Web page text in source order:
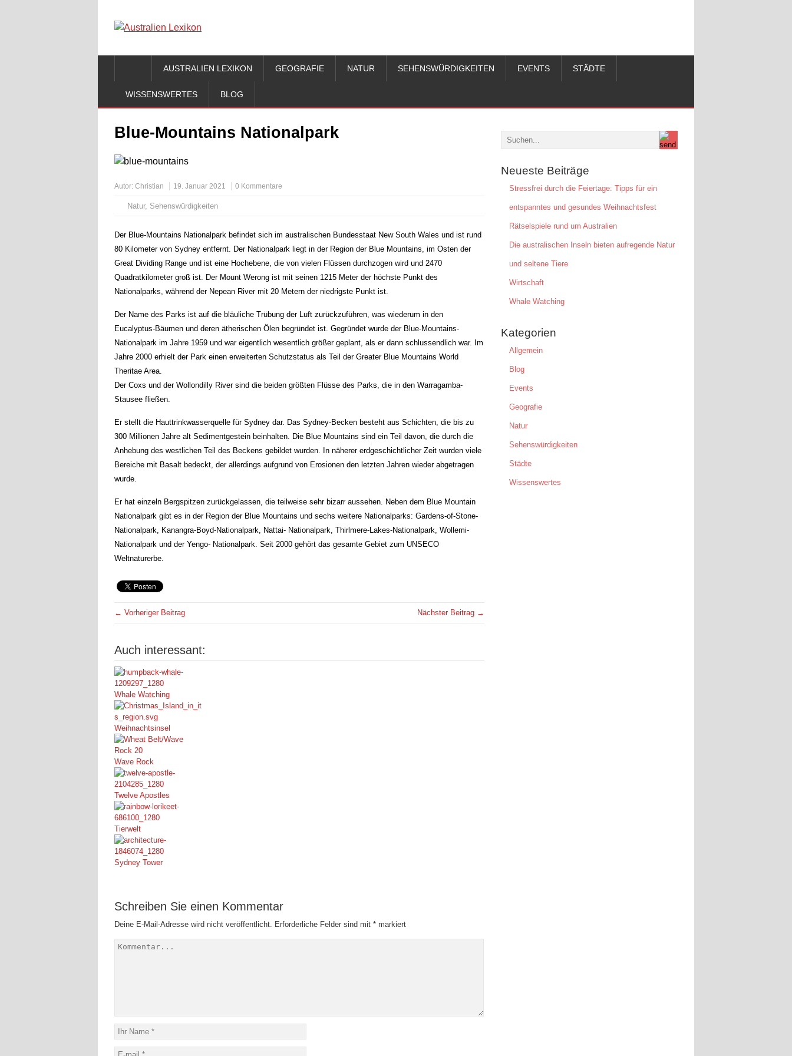
AUSTRALIEN LEXIKON GEOGRAFIE NATUR SEHENSWÜRDIGKEITEN EVENTS STÄDTE
WISSENSWERTES BLOG
Blue-Mountains Nationalpark
Autor: Christian 19. Januar 2021 0 Kommentare
Natur, Sehenswürdigkeiten
Der Blue-Mountains Nationalpark befindet sich im australischen Bundesstaat New South Wales und ist rund
80 Kilometer von Sydney entfernt. Der Nationalpark liegt in der Region der Blue Mountains, im Osten der
Great Dividing Range und ist eine Hochebene, die von vielen Flüssen durchzogen wird und 2470
Quadratkilometer groß ist. Der Mount Werong ist mit seinen 1215 Meter der höchste Punkt des
Nationalparks, während der Nepean River mit 20 Metern der niedrigste Punkt ist.
Der Name des Parks ist auf die bläuliche Trübung der Luft zurückzuführen, was wiederum in den
Eucalyptus-Bäumen und deren ätherischen Ölen begründet ist. Gegründet wurde der Blue-Mountains-
Nationalpark im Jahre 1959 und war eigentlich wesentlich größer geplant, als er dann schlussendlich war. Im
Jahre 2000 erhielt der Park einen erweiterten Schutzstatus als Teil der Greater Blue Mountains World
Theritae Area.
Der Coxs und der Wollondilly River sind die beiden größten Flüsse des Parks, die in den Warragamba-
Stausee fließen.
Er stellt die Hauttrinkwasserquelle für Sydney dar. Das Sydney-Becken besteht aus Schichten, die bis zu
300 Millionen Jahre alt Sedimentgestein beinhalten. Die Blue Mountains sind ein Teil davon, die durch die
Anhebung des westlichen Teil des Beckens gebildet wurden. In näherer erdgeschichtlicher Zeit wurden viele
Bereiche mit Basalt bedeckt, der allerdings aufgrund von Erosionen den letzten Jahren wieder abgetragen
wurde.
Er hat einzeln Bergspitzen zurückgelassen, die teilweise sehr bizarr aussehen. Neben dem Blue Mountain
Nationalpark gibt es in der Region der Blue Mountains und sechs weitere Nationalparks: Gardens-of-Stone-
Nationalpark, Kanangra-Boyd-Nationalpark, Nattai- Nationalpark, Thirlmere-Lakes-Nationalpark, Wollemi-
Nationalpark und der Yengo- Nationalpark. Seit 2000 gehört das gesamte Gebiet zum UNSECO
Weltnaturerbe.
← Vorheriger Beitrag Nächster Beitrag →
Auch interessant:
Whale Watching
Weihnachtsinsel
Wave Rock
Twelve Apostles
Tierwelt
Sydney Tower
Schreiben Sie einen Kommentar
Deine E-Mail-Adresse wird nicht veröffentlicht. Erforderliche Felder sind mit * markiert
Neueste Beiträge
Stressfrei durch die Feiertage: Tipps für ein
entspanntes und gesundes Weihnachtsfest
Rätselspiele rund um Australien
Die australischen Inseln bieten aufregende Natur
und seltene Tiere
Wirtschaft
Whale Watching
Kategorien
Allgemein
Blog
Events
Geografie
Natur
Sehenswürdigkeiten
Städte
Wissenswertes